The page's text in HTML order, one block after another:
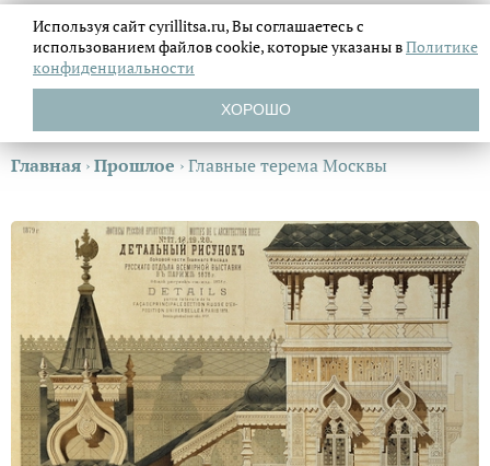
Главная ›Прошлое ›Главные терема Москвы
Используя сайт cyrillitsa.ru, Вы соглашаетесь с
использованием файловcookie, которые указаны вПолитике
конфиденциальности
ХОРОШО